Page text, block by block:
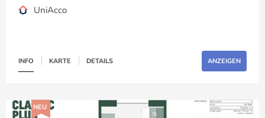
UniAcco
INFO KARTE DETAILS ANZEIGEN
NEU